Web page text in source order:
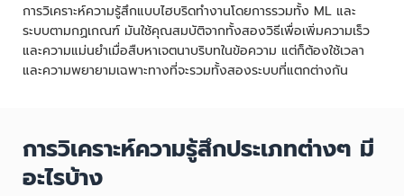
การวิเคราะห์ความรู้สึกแบบไฮบริดทำงานโดยการรวมทั้ง ML และ
ระบบตามกฏเกณฑ์ มันใช้คุณสมบัติจากทั้งสองวิธีเพื่อเพิ่มความเร็ว
และความแม่นยำเมื่อสืบหาเจตนาบริบทในข้อความ แต่ก็ต้องใช้เวลา
และความพยายามเฉพาะทางที่จะรวมทั้งสองระบบที่แตกต่างกัน
การวิเคราะห์ความรู้สึกประเภทต่างๆ มี
อะไรบ้าง